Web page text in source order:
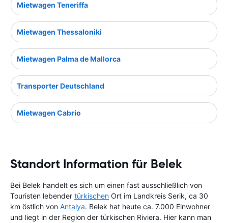
Mietwagen Teneriffa
Mietwagen Thessaloniki
Mietwagen Palma de Mallorca
Transporter Deutschland
Mietwagen Cabrio
Standort Information für Belek
Bei Belek handelt es sich um einen fast ausschließlich von
Touristen lebender türkischen Ort im Landkreis Serik, ca 30
km östlich von Antalya. Belek hat heute ca. 7.000 Einwohner
und liegt in der Region der türkischen Riviera. Hier kann man